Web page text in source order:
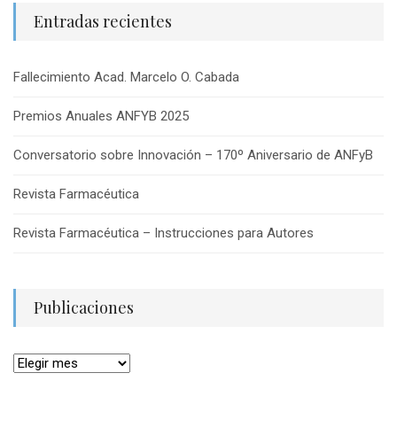
Entradas recientes
Fallecimiento Acad. Marcelo O. Cabada
Premios Anuales ANFYB 2025
Conversatorio sobre Innovación – 170º Aniversario de ANFyB
Revista Farmacéutica
Revista Farmacéutica – Instrucciones para Autores
Publicaciones